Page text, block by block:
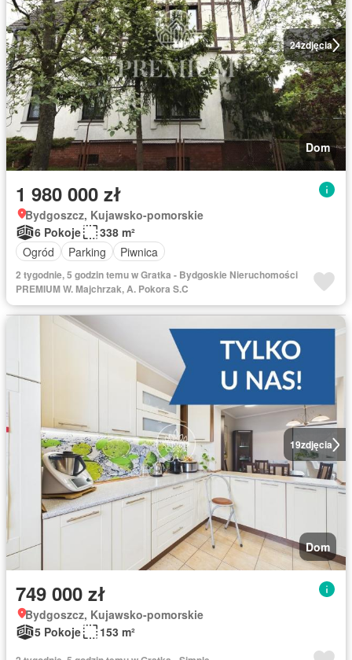
24zdjęcia
Dom
1 980 000 zł
Bydgoszcz, Kujawsko-pomorskie
6 Pokoje
338 m²
Ogród
Parking Piwnica
2 tygodnie, 5 godzin temu w Gratka - Bydgoskie Nieruchomości
PREMIUM W. Majchrzak, A. Pokora S.C
19zdjęcia
Dom
749 000 zł
Bydgoszcz, Kujawsko-pomorskie
5 Pokoje
153 m²